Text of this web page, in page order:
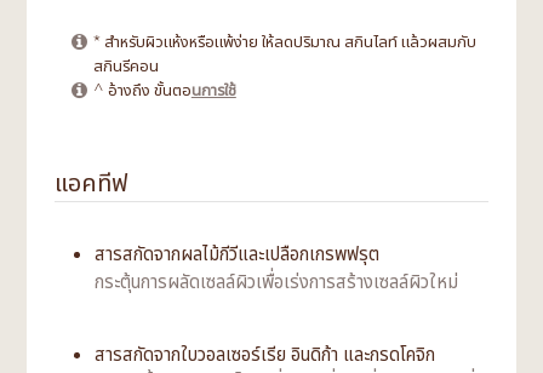
* สำหรับผิวแห้งหรือแพ้ง่าย ให้ลดปริมาณ สกินไลท์ แล้วผสมกับ
สกินรีคอน
^ อ้างถึง ขั้นตอนการใช้
แอคทีฟ
สารสกัดจากผลไม้กีวีและเปลือกเกรพฟรุต
กระตุ้นการผลัดเซลล์ผิวเพื่อเร่งการสร้างเซลล์ผิวใหม่
สารสกัดจากใบวอลเซอร์เรีย อินดิก้า และกรดโคจิก